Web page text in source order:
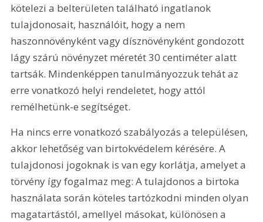
kötelezi a belterületen található ingatlanok
tulajdonosait, használóit, hogy a nem
haszonnövényként vagy dísznövényként gondozott
lágy szárú növényzet méretét 30 centiméter alatt
tartsák. Mindenképpen tanulmányozzuk tehát az
erre vonatkozó helyi rendeletet, hogy attól
remélhetünk-e segítséget.
Ha nincs erre vonatkozó szabályozás a településen,
akkor lehetőség van birtokvédelem kérésére. A
tulajdonosi jogoknak is van egy korlátja, amelyet a
törvény így fogalmaz meg: A tulajdonos a birtoka
használata során köteles tartózkodni minden olyan
magatartástól, amellyel másokat, különösen a